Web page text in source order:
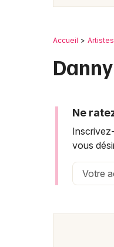
Accueil Artistes
Ne
vous